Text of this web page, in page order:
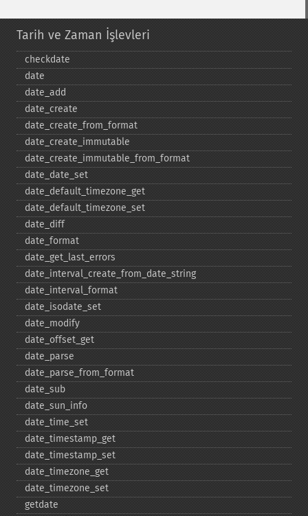
Tarih ve Zaman İşlevleri
checkdate
date
date_​add
date_​create
date_​create_​from_​format
date_​create_​immutable
date_​create_​immutable_​from_​format
date_​date_​set
date_​default_​timezone_​get
date_​default_​timezone_​set
date_​diff
date_​format
date_​get_​last_​errors
date_​interval_​create_​from_​date_​string
date_​interval_​format
date_​isodate_​set
date_​modify
date_​offset_​get
date_​parse
date_​parse_​from_​format
date_​sub
date_​sun_​info
date_​time_​set
date_​timestamp_​get
date_​timestamp_​set
date_​timezone_​get
date_​timezone_​set
getdate